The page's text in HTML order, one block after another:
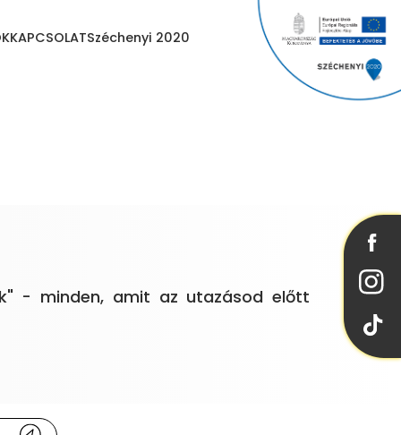
KAPCSOLATSzéchenyi 2020
- minden, amit az utazásod előtt